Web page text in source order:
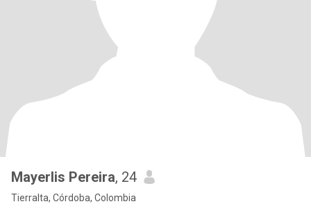
Mayerlis Pereira, 24
Tierralta, Córdoba, Colombia